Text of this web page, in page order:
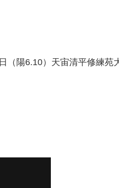
（陽6.10）天宙清平修練